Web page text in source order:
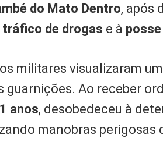
do Mato Dentro, após
tráfico de drogas e à
militares visualizaram um
guarnições. Ao receber
anos, desobedeceu à
manobras perigosas